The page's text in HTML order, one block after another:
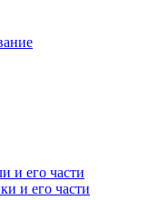
и его части
и его части